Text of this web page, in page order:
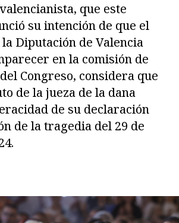
que este
su intención de que el
Diputación de Valencia
en la comisión de
Congreso, considera que
de la jueza de la dana
de su declaración
de la tragedia del 29 de